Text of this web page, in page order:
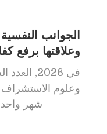
الجوانب النفسية
وعلاقتها برفع
في 2026
, العدد
وعلوم الاستشراف
شهر